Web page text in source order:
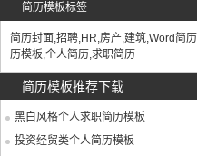
简历模板标签
简历封面,招聘,HR,房产,建筑,Word简历
历模板,个人简历,求职简历
简历模板推荐下载
黑白风格个人求职简历模板
投资经贸类个人简历模板